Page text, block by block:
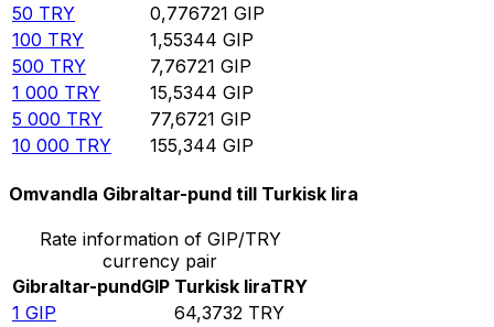
50 TRY 0,776721 GIP
100 TRY 1,55344 GIP
500 TRY 7,76721 GIP
1 000 TRY 15,5344 GIP
5 000 TRY 77,6721 GIP
10 000 TRY 155,344 GIP
Omvandla Gibraltar-pund till Turkisk lira
Rate information of GIP/TRY
currency pair
Gibraltar-pundGIP Turkisk liraTRY
1 GIP 64,3732 TRY